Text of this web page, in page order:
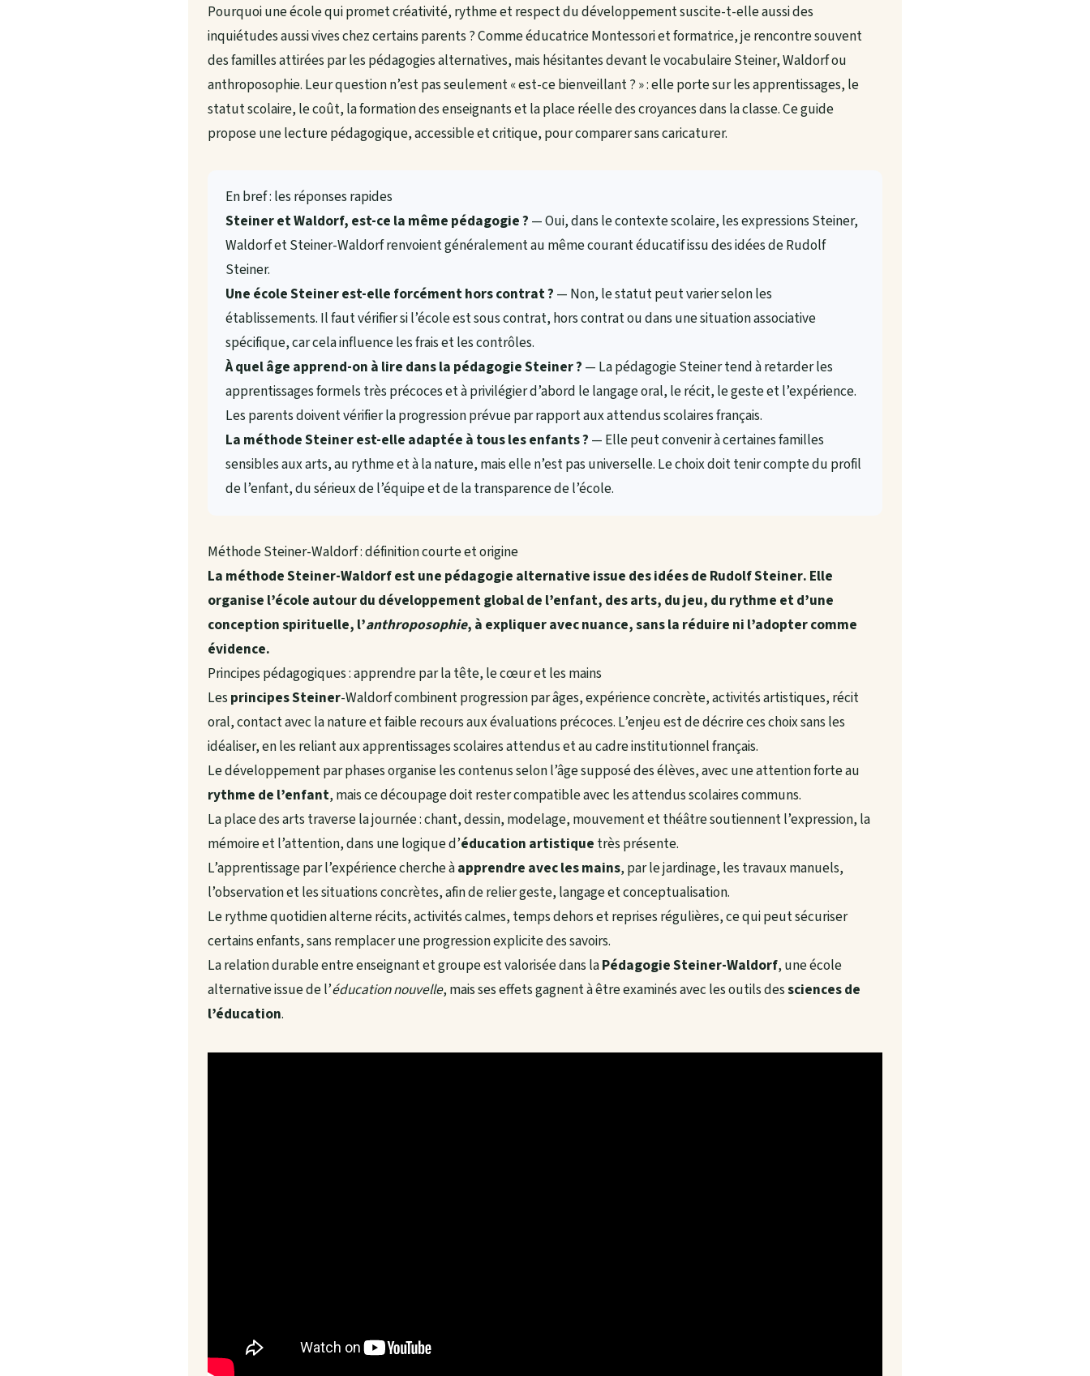
Pourquoi une école qui promet créativité, rythme et respect du développement suscite-t-elle aussi des
inquiétudes aussi vives chez certains parents ? Comme éducatrice Montessori et formatrice, je rencontre souvent
des familles attirées par les pédagogies alternatives, mais hésitantes devant le vocabulaire Steiner, Waldorf ou
anthroposophie. Leur question n’est pas seulement « est-ce bienveillant ? » : elle porte sur les apprentissages, le
statut scolaire, le coût, la formation des enseignants et la place réelle des croyances dans la classe. Ce guide
propose une lecture pédagogique, accessible et critique, pour comparer sans caricaturer.
En bref : les réponses rapides
Steiner et Waldorf, est-ce la même pédagogie ? — Oui, dans le contexte scolaire, les expressions Steiner,
Waldorf et Steiner-Waldorf renvoient généralement au même courant éducatif issu des idées de Rudolf
Steiner.
Une école Steiner est-elle forcément hors contrat ? — Non, le statut peut varier selon les
établissements. Il faut vérifier si l’école est sous contrat, hors contrat ou dans une situation associative
spécifique, car cela influence les frais et les contrôles.
À quel âge apprend-on à lire dans la pédagogie Steiner ? — La pédagogie Steiner tend à retarder les
apprentissages formels très précoces et à privilégier d’abord le langage oral, le récit, le geste et l’expérience.
Les parents doivent vérifier la progression prévue par rapport aux attendus scolaires français.
La méthode Steiner est-elle adaptée à tous les enfants ? — Elle peut convenir à certaines familles
sensibles aux arts, au rythme et à la nature, mais elle n’est pas universelle. Le choix doit tenir compte du profil
de l’enfant, du sérieux de l’équipe et de la transparence de l’école.
Méthode Steiner-Waldorf : définition courte et origine
La méthode Steiner-Waldorf est une pédagogie alternative issue des idées de Rudolf Steiner. Elle
organise l’école autour du développement global de l’enfant, des arts, du jeu, du rythme et d’une
conception spirituelle, l’anthroposophie, à expliquer avec nuance, sans la réduire ni l’adopter comme
évidence.
Principes pédagogiques : apprendre par la tête, le cœur et les mains
Lesprincipes Steiner-Waldorf combinent progression par âges, expérience concrète, activités artistiques, récit
oral, contact avec la nature et faible recours aux évaluations précoces. L’enjeu est de décrire ces choix sans les
idéaliser, en les reliant aux apprentissages scolaires attendus et au cadre institutionnel français.
Le développement par phases organise les contenus selon l’âge supposé des élèves, avec une attention forte au
rythme de l’enfant, mais ce découpage doit rester compatible avec les attendus scolaires communs.
La place des arts traverse la journée : chant, dessin, modelage, mouvement et théâtre soutiennent l’expression, la
mémoire et l’attention, dans une logique d’éducation artistique très présente.
L’apprentissage par l’expérience cherche àapprendre avec les mains, par le jardinage, les travaux manuels,
l’observation et les situations concrètes, afin de relier geste, langage et conceptualisation.
Le rythme quotidien alterne récits, activités calmes, temps dehors et reprises régulières, ce qui peut sécuriser
certains enfants, sans remplacer une progression explicite des savoirs.
La relation durable entre enseignant et groupe est valorisée dans laPédagogie Steiner-Waldorf, une école
alternative issue de l’éducation nouvelle, mais ses effets gagnent à être examinés avec les outils dessciences de
l’éducation.